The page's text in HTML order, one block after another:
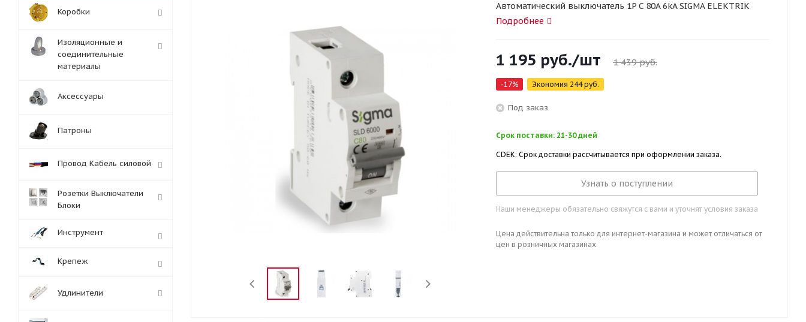
Автоматический выключатель 1P C 80A 6kA SIGMA ELEKTRIK
Подробнее
1 195 руб./шт 1 439руб.
-17% Экономия 244руб.
Под заказ
Срок поставки: 21-30 дней
CDEK: Срок доставки рассчитывается при оформлении заказа.
Узнать о поступлении
Наши менеджеры обязательно свяжутся с вами и уточнят условия заказа
Цена действительна только для интернет-магазина и может отличаться от
цен в розничных магазинах
Коробки
Изоляционные и
соединительные
материалы
Аксессуары
Патроны
Провод Кабель силовой
Розетки Выключатели
Блоки
Инструмент
Крепеж
Удлинители